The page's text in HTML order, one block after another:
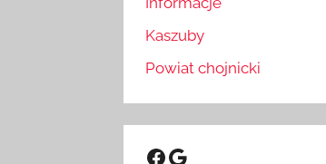
Kaszuby
Powiat chojnicki
Facebook
Google